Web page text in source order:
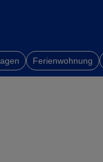
Ferienwohnung